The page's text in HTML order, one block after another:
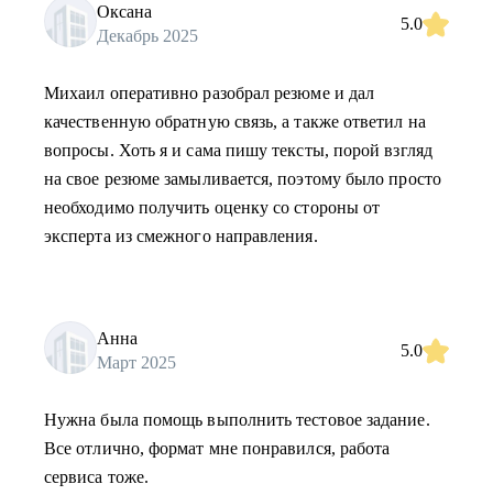
Оксана
Декабрь 2025
5.0
Михаил оперативно разобрал резюме и дал
качественную обратную связь, а также ответил на
вопросы. Хоть я и сама пишу тексты, порой взгляд
на свое резюме замыливается, поэтому было просто
необходимо получить оценку со стороны от
эксперта из смежного направления.
Анна
Март 2025
5.0
Нужна была помощь выполнить тестовое задание.
Все отлично, формат мне понравился, работа
сервиса тоже.